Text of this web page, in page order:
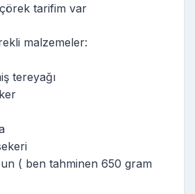
tarifim var
malzemeler:
tereyağı
( ben tahminen 650 gram